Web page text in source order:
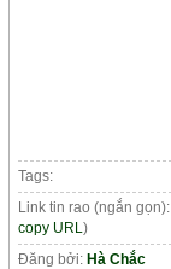
Tags:
Link tin rao (ngắn gọn):
copy URL)
Đăng bởi: Hà Chắc